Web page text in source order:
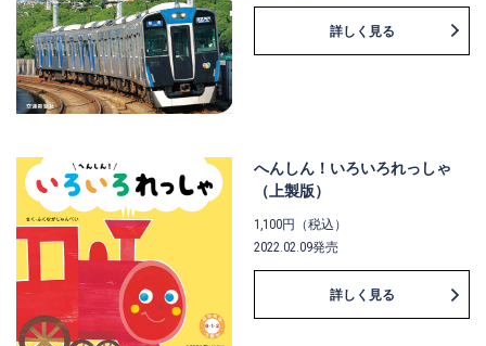
詳しく見る
へんしん！いろいろれっしゃ
（上製版）
1,100円（税込）
2022.02.09発売
詳しく見る